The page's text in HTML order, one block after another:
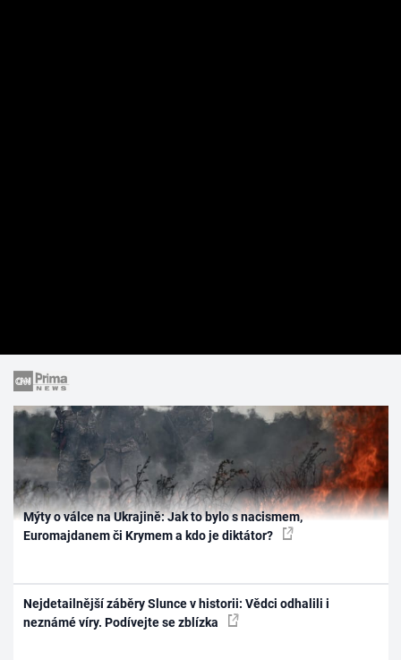
Mýty o válce na Ukrajině: Jak to bylo s nacismem,
Euromajdanem či Krymem a kdo je diktátor?
Nejdetailnější záběry Slunce v historii: Vědci odhalili i
neznámé víry. Podívejte se zblízka